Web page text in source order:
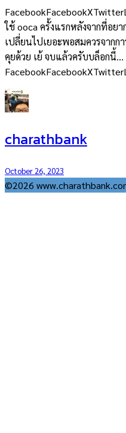
ใช้ ooca ครั้งแรกหลังจากที่อย
เปลี่ยนไปเยอะพอสมควรจาก
คุยด้วย เย้ จบแล้วครับบล็อกนี้…
charathbank
October 26, 2023
©2026